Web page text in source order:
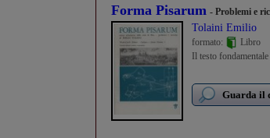
Forma Pisarum - Problemi e
Tolaini Emilio
formato:
Libro
Il testo
Guarda il